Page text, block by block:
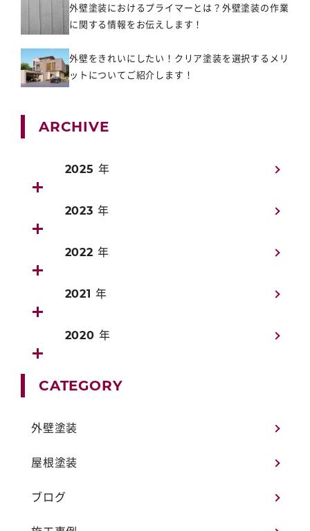
外壁塗装におけるプライマーとは？外壁塗装の作業
に関する情報をお伝えします！
外壁をきれいにしたい！クリア塗装を選択するメリ
ットについてご紹介します！
ARCHIVE
2025 年
2023 年
2022 年
2021 年
2020 年
CATEGORY
外壁塗装
屋根塗装
ブログ